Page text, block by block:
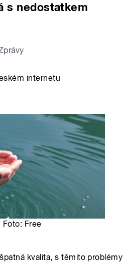
s nedostatkem
internetu
Foto: Free
kvalita, s těmito problémy